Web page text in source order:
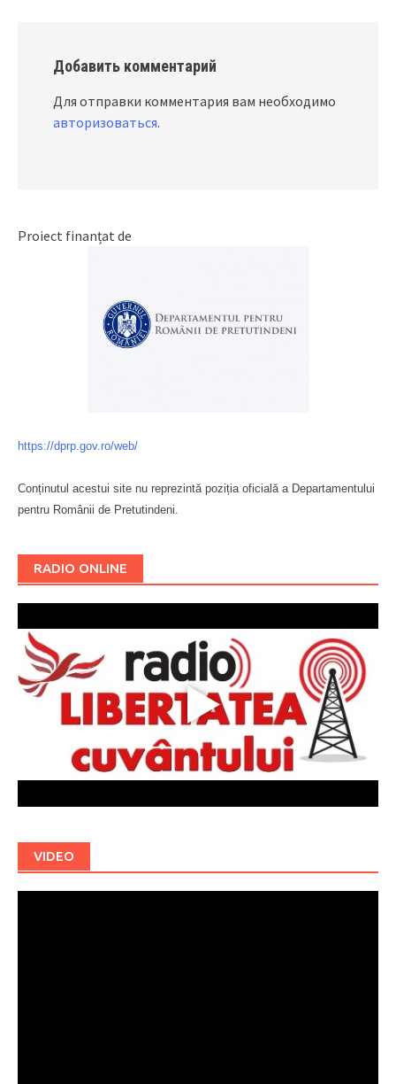
Добавить комментарий
Для отправки комментария вам необходимо
авторизоваться.
Proiect finanțat de
https://dprp.gov.ro/web/
Conținutul acestui site nu reprezintă poziția oficială a Departamentului
pentru Românii de Pretutindeni.
RADIO ONLINE
VIDEO